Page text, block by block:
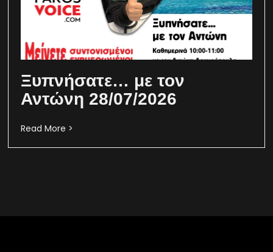
Ξυπνήσατε… με τον
Αντώνη 28/07/2026
Read More >